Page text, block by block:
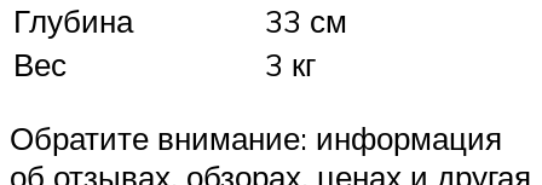
Глубина
33 см
Вес
3 кг
Обратите внимание: информация
об отзывах, обзорах, ценах и другая